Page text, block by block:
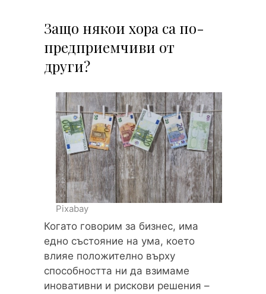
Защо някои хора са по-
предприемчиви от
други?
Pixabay
Когато говорим за бизнес, има
едно състояние на ума, което
влияе положително върху
способността ни да взимаме
иновативни и рискови решения –